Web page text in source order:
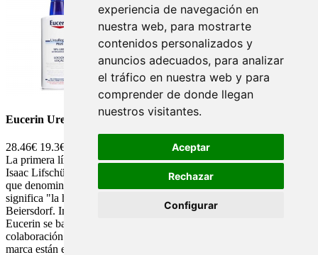
experiencia de navegación en
nuestra web, para mostrarte
contenidos personalizados y
anuncios adecuados, para analizar
el tráfico en nuestra web y para
comprender de donde llegan
nuestros visitantes.
Aceptar
Rechazar
Configurar
Eucerin Urea Repair Plus 1litro
28.46€ 19.3€
La primera línea Eucerin nace en el año 1900, un joven químico
Isaac Lifschütz registró una patente para un agente emulgente, al
que denominó Eucerit inspirándose en el antiguo término griego que
significa "la hermosa cera". El fundador de Beiersdorf es Paul C.
Beiersdorf. Implementó desde sus inicios, para que cada producto
Eucerin se base en una investigación intensiva y en la estrecha
colaboración entre farmacéuticos y dermatólogos. Los orígenes de la
marca están en una farmacia, la de Paul C. Beiersdorf en Hamburgo.